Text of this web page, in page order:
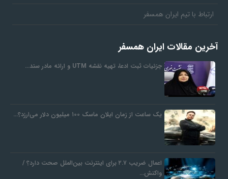
ارتباط با تیم ایران همسفر
آخرین مقالات ایران همسفر
جزئیات ثبت ادعا، تهیه نقشه UTM و ارائه مادر سند…
یک ساعت از زمان ایلان ماسک ۱۰۰ میلیون دلار می‌ارزد؟…
اعمال ضریب ۲.۷ برای اینترنت بین‌الملل صحت دارد؟ /
واکنش…